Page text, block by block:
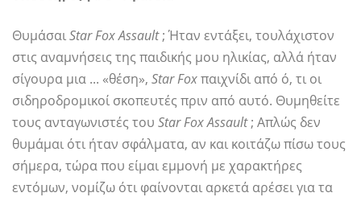
ΘυμάσαιStar Fox Assault; Ήταν εντάξει, τουλάχιστον
στις αναμνήσεις της παιδικής μου ηλικίας, αλλά ήταν
σίγουρα μια ... «θέση», Star Foxπαιχνίδι από ό, τι οι
σιδηροδρομικοί σκοπευτές πριν από αυτό. Θυμηθείτε
τους ανταγωνιστές του Star Fox Assault; Απλώς δεν
θυμάμαι ότι ήταν σφάλματα, αν και κοιτάζω πίσω τους
σήμερα, τώρα που είμαι εμμονή με χαρακτήρες
εντόμων, νομίζω ότι φαίνονται αρκετά αρέσει για τα